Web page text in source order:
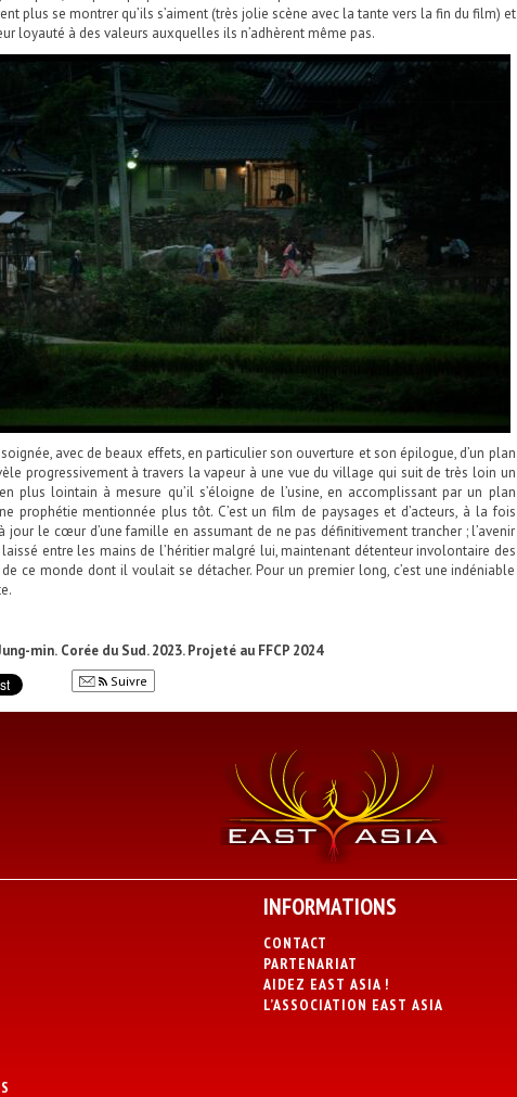
plus se montrer qu’ils s’aiment (très jolie scène avec la tante vers la fin du film) et
loyauté à des valeurs auxquelles ils n’adhèrent même pas.
avec de beaux effets, en particulier son ouverture et son épilogue, d’un plan
progressivement à travers la vapeur à une vue du village qui suit de très loin un
plus lointain à mesure qu’il s’éloigne de l’usine, en accomplissant par un plan
prophétie mentionnée plus tôt. C’est un film de paysages et d’acteurs, à la fois
jour le cœur d’une famille en assumant de ne pas définitivement trancher ; l’avenir
entre les mains de l’héritier malgré lui, maintenant détenteur involontaire des
ce monde dont il voulait se détacher. Pour un premier long, c’est une indéniable
min. Corée du Sud. 2023. Projeté au FFCP 2024
Suivre
INFORMATIONS
CONTACT
PARTENARIAT
AIDEZ EAST ASIA !
L’ASSOCIATION EAST ASIA